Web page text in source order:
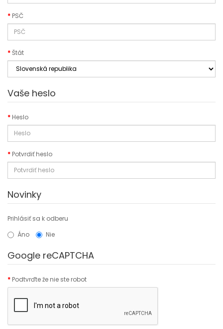
PSČ
Štát
Vaše heslo
Heslo
Potvrdiť heslo
Novinky
Prihlásiť sa k odberu
Áno
Nie
Google reCAPTCHA
Podtvrďte že nie ste robot